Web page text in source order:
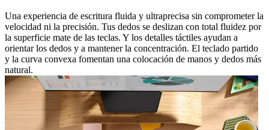
Una experiencia de escritura fluida y ultraprecisa sin comprometer la
velocidad ni la precisión. Tus dedos se deslizan con total fluidez por
la superficie mate de las teclas. Y los detalles táctiles ayudan a
orientar los dedos y a mantener la concentración. El teclado partido
y la curva convexa fomentan una colocación de manos y dedos más
natural.